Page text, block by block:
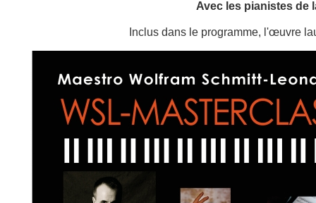
Avec les pianistes de
Inclus dans le programme, l'œuvre